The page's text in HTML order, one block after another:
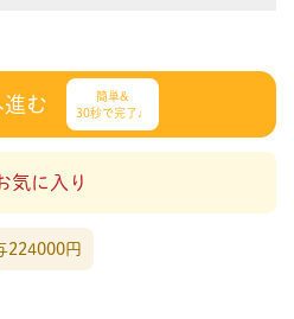
進む
簡単&
30秒で完了♩
気に入り
224000円